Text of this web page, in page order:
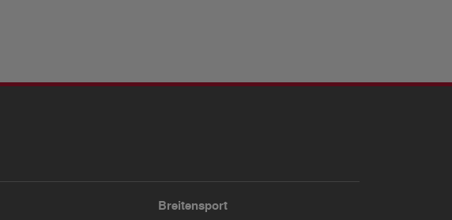
Breitensport